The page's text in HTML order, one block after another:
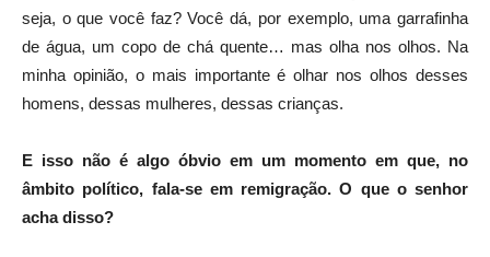
seja, o que você faz? Você dá, por exemplo, uma garrafinha
de água, um copo de chá quente… mas olha nos olhos. Na
minha opinião, o mais importante é olhar nos olhos desses
homens, dessas mulheres, dessas crianças.
E isso não é algo óbvio em um momento em que, no
âmbito político, fala-se em remigração. O que o senhor
acha disso?